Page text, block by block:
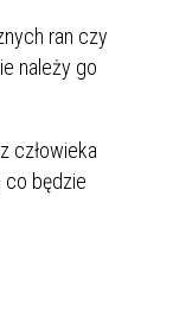
ran czy
należy go
człowieka
co będzie